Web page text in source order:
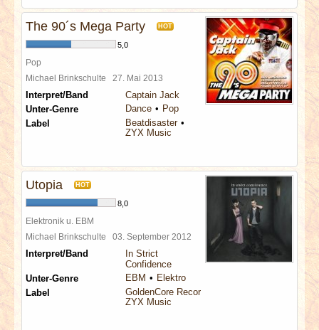
The 90´s Mega Party HOT
5,0
Pop
Michael Brinkschulte 27. Mai 2013
Interpret/Band
Captain Jack
Unter-Genre
Dance
Pop
Label
Beatdisaster
ZYX Music
Utopia HOT
8,0
Elektronik u. EBM
Michael Brinkschulte 03. September 2012
Interpret/Band
In Strict
Confidence
Unter-Genre
EBM
Elektro
Label
GoldenCore Records
ZYX Music